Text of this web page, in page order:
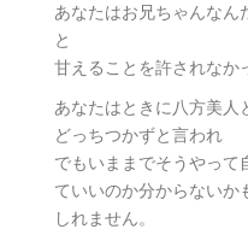
あなたはお兄ちゃんなん
と
甘えることを許されなか
あなたはときに八方美人
どっちつかずと言われ
でもいままでそうやって
ていいのか分からないか
しれません。